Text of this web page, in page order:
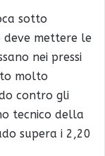
sotto
deve mettere le
nei pressi
molto
contro gli
tecnico della
supera i 2,20